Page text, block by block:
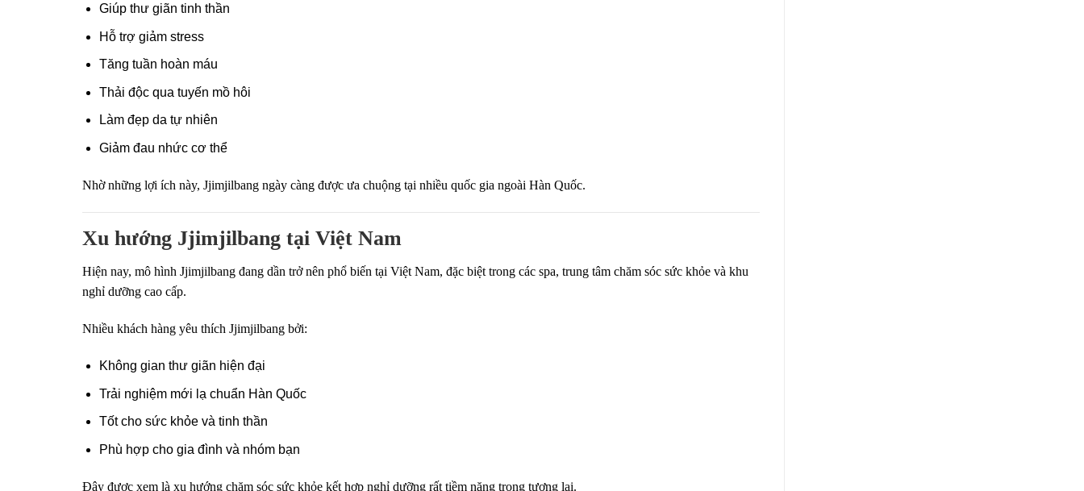
Giúp thư giãn tinh thần
Hỗ trợ giảm stress
Tăng tuần hoàn máu
Thải độc qua tuyến mồ hôi
Làm đẹp da tự nhiên
Giảm đau nhức cơ thể
Nhờ những lợi ích này, Jjimjilbang ngày càng được ưa chuộng tại nhiều quốc gia ngoài Hàn Quốc.
Xu hướng Jjimjilbang tại Việt Nam
Hiện nay, mô hình Jjimjilbang đang dần trở nên phổ biến tại Việt Nam, đặc biệt trong các spa, trung tâm chăm sóc sức khỏe và khu
nghỉ dưỡng cao cấp.
Nhiều khách hàng yêu thích Jjimjilbang bởi:
Không gian thư giãn hiện đại
Trải nghiệm mới lạ chuẩn Hàn Quốc
Tốt cho sức khỏe và tinh thần
Phù hợp cho gia đình và nhóm bạn
Đây được xem là xu hướng chăm sóc sức khỏe kết hợp nghỉ dưỡng rất tiềm năng trong tương lai.